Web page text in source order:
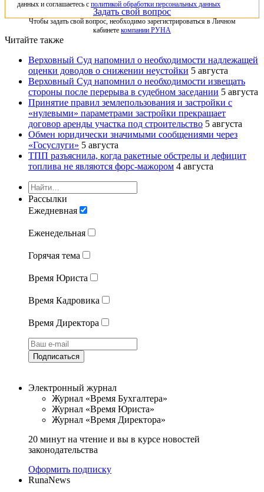
данных и соглашаетесь с политикой обработки персональных данных
Задать свой вопрос
Чтобы задать свой вопрос, необходимо зарегистрироваться в Личном
кабинете компании РУНА
Читайте также
Верховный Суд напомнил о необходимости надлежащей
оценки доводов о снижении неустойки 5 августа
Верховный Суд напомнил о необходимости извещать
стороны после перерыва в судебном заседании 5 августа
Принятие правил землепользования и застройки с
«нулевыми» параметрами застройки прекращает
договор аренды участка под строительство 5 августа
Обмен юридически значимыми сообщениями через
«Госуслуги» 5 августа
ТПП разъяснила, когда ракетные обстрелы и дефицит
топлива не являются форс-мажором 4 августа
Рассылки
Ежедневная
Еженедельная
Горячая тема
Время Юриста
Время Кадровика
Время Директора
Подписаться
Электронный журнал
Журнал «Время Бухгалтера»
Журнал «Время Юриста»
Журнал «Время Директора»
20 минут на чтение и вы в курсе новостей
законодательства
Оформить подписку
RunaNews